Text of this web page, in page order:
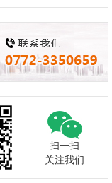
扫一扫
关注我们